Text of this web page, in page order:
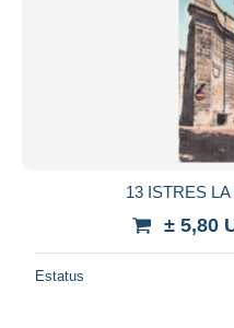
13 ISTRES
± 5,80
Estatus